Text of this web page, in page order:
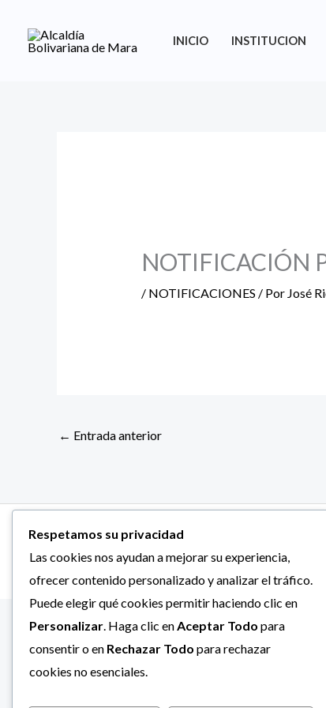
contenido
INICIO INSTITUCION
NOTIFICACIÓN
/ NOTIFICACIONES / Por José
← Entrada anterior
Copyright © 2026 Alcaldía Bolivariana de Mara.
Respetamos su privacidad
Las cookies nos ayudan a mejorar su experiencia,
ofrecer contenido personalizado y analizar el tráfico.
Puede elegir qué cookies permitir haciendo clic en
Personalizar. Haga clic enAceptar Todo para
consentir o en Rechazar Todo para rechazar
cookies no esenciales.